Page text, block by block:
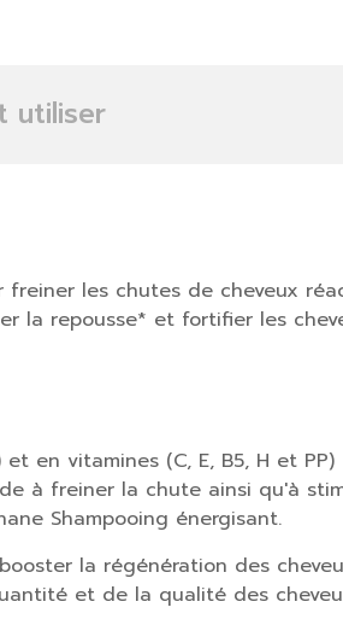
utiliser
les chutes de cheveux
la repousse* et fortifier les
en vitamines (C, E, B5, H et
à freiner la chute ainsi qu'à
Shampooing énergisant.
la régénération des
et de la qualité des